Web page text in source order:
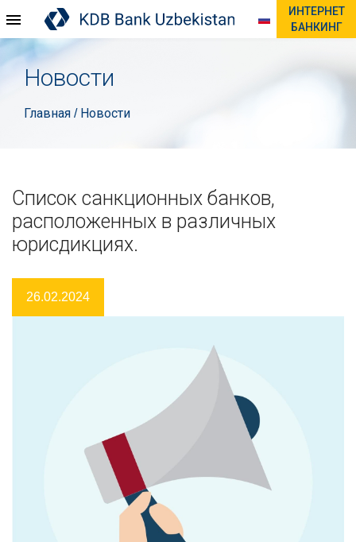
ИНТЕРНЕТ
БАНКИНГ
Новости
Главная / Новости
Список санкционных банков,
расположенных в различных
юрисдикциях.
26.02.2024